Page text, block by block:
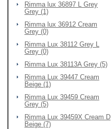
Rimma lux 36897 L Grey
Grey (1)
Rimma lux 36912 Cream
Grey (0)
Rimma Lux 38112 Grey L
Grey (0)
Rimma Lux 38113A Grey (5)
Rimma Lux 39447 Cream
Beige (1)
Rimma Lux 39459 Cream
Grey (5)
Rimma Lux 39459X Cream D
Beige (7)